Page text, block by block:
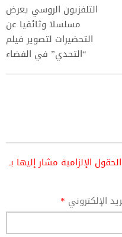
التلفزيون الروسي يعرض
مسلسلا وثائقيا عن
التحضيرات لتصوير فيلم
“التحدي” في الفضاء
الحقول الإلزامية مشار إليها بـ
الإلكتروني *